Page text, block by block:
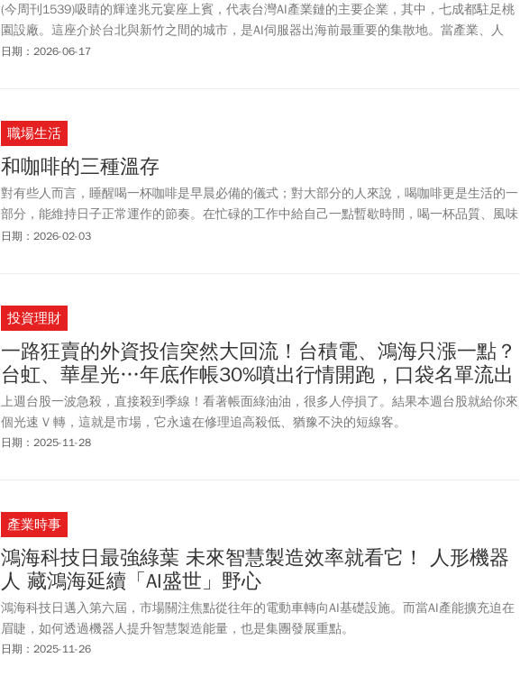
(今周刊1539)吸睛的輝達兆元宴座上賓，代表台灣AI產業鏈的主要企業，其中，七成都駐足桃
園設廠。這座介於台北與新竹之間的城市，是AI伺服器出海前最重要的集散地。當產業、人
口、房價與交通一起被重新定價，桃園的下一題也浮現：如何讓產業與生活一起升級。
日期：2026-06-17
職場生活
和咖啡的三種溫存
對有些人而言，睡醒喝一杯咖啡是早晨必備的儀式；對大部分的人來說，喝咖啡更是生活的一
部分，能維持日子正常運作的節奏。在忙碌的工作中給自己一點暫歇時間，喝一杯品質、風味
俱佳的好咖啡，是咖啡迷的生活信仰。
日期：2026-02-03
投資理財
一路狂賣的外資投信突然大回流！台積電、鴻海只漲一點？
台虹、華星光…年底作帳30%噴出行情開跑，口袋名單流出
上週台股一波急殺，直接殺到季線！看著帳面綠油油，很多人停損了。結果本週台股就給你來
個光速 V 轉，這就是市場，它永遠在修理追高殺低、猶豫不決的短線客。
日期：2025-11-28
產業時事
鴻海科技日最強綠葉 未來智慧製造效率就看它！ 人形機器
人 藏鴻海延續「AI盛世」野心
鴻海科技日邁入第六屆，市場關注焦點從往年的電動車轉向AI基礎設施。而當AI產能擴充迫在
眉睫，如何透過機器人提升智慧製造能量，也是集團發展重點。
日期：2025-11-26